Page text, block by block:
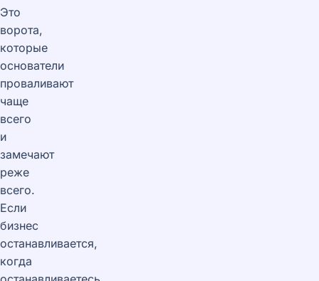
Это
ворота,
которые
основатели
проваливают
чаще
всего
и
замечают
реже
всего.
Если
бизнес
останавливается,
когда